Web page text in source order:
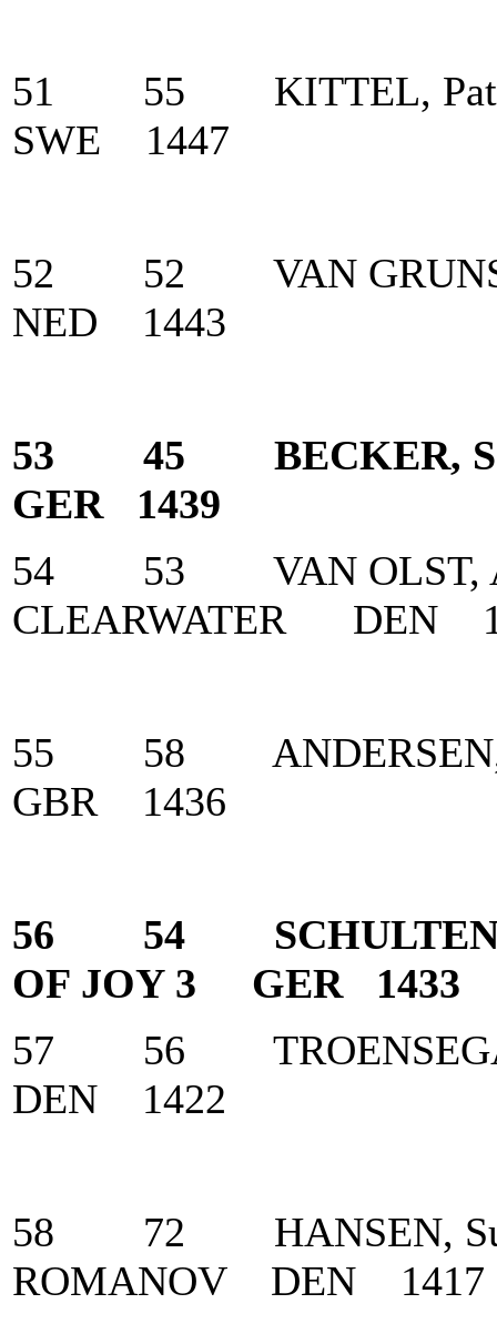
51 55 KITTEL,
SWE 1447
52 52 VAN
NED 1443
53 45 BECKER,
GER 1439
54 53 VAN OLST,
CLEARWATER DEN
55 58 ANDERSEN,
GBR 1436
56 54 SCHULTEN-
OF JOY 3 GER 1433
57 56
DEN 1422
58 72 HANSEN,
ROMANOV DEN 1417